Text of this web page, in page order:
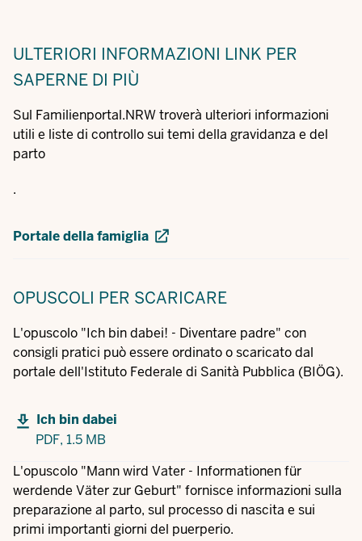
ULTERIORI INFORMAZIONI LINK PER
SAPERNE DI PIÙ
Sul Familienportal.NRW troverà ulteriori informazioni
utili e liste di controllo sui temi della gravidanza e del
parto
.
Portale della famiglia
OPUSCOLI PER SCARICARE
L'opuscolo "Ich bin dabei! - Diventare padre" con
consigli pratici può essere ordinato o scaricato dal
portale dell'Istituto Federale di Sanità Pubblica (BIÖG).
Ich bin dabei
PDF, 1.5 MB
L'opuscolo "Mann wird Vater - Informationen für
werdende Väter zur Geburt" fornisce informazioni sulla
preparazione al parto, sul processo di nascita e sui
primi importanti giorni del puerperio.